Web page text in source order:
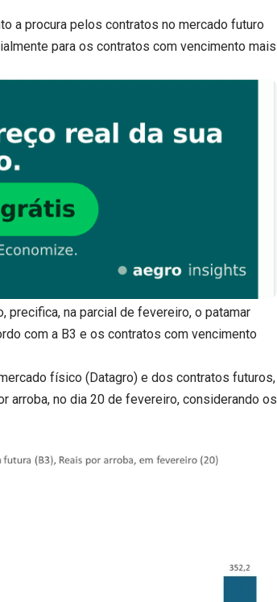
a procura pelos contratos no mercado futuro
para os contratos com vencimento mais
precifica, na parcial de fevereiro, o patamar
com a B3 e os contratos com vencimento
físico (Datagro) e dos contratos futuros,
arroba, no dia 20 de fevereiro, considerando os